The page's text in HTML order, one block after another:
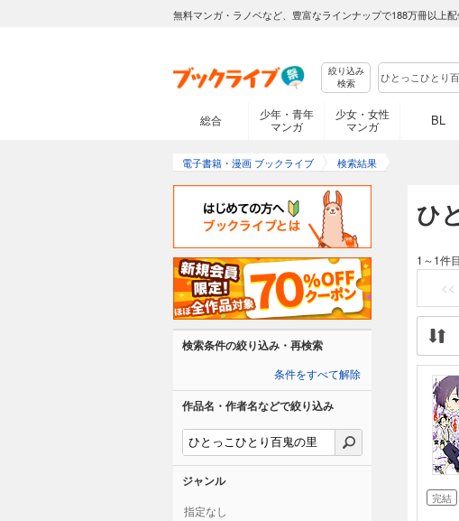
無料マンガ・ラノベなど、豊富なラインナップで188万冊以上配
絞り込み
検索
総合
少年・青年
マンガ
少女・女性
マンガ
BL
電子書籍・漫画 ブックライブ 検索結果
ひ
1～1件目
<<
完結
検索条件の絞り込み・再検索
条件をすべて解除
作品名・作者名などで絞り込み
ジャンル
指定なし